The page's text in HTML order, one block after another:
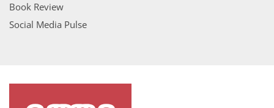
Book Review
Social Media Pulse